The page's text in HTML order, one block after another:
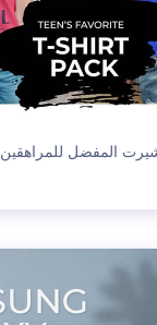
المفضل للمراهقين